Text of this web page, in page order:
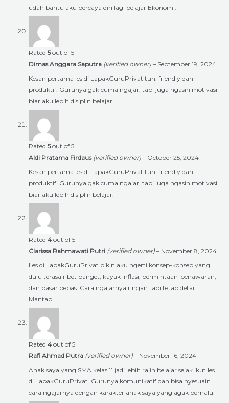
udah bantu aku percaya diri lagi belajar Ekonomi.
Rated 5out of 5
Dimas Anggara Saputra (verified owner) – September 19, 2024
Kesan pertama les di LapakGuruPrivat tuh: friendly dan
produktif. Gurunya gak cuma ngajar, tapi juga ngasih motivasi
biar aku lebih disiplin belajar.
Rated 5out of 5
Aldi Pratama Firdaus (verified owner) – October 25, 2024
Kesan pertama les di LapakGuruPrivat tuh: friendly dan
produktif. Gurunya gak cuma ngajar, tapi juga ngasih motivasi
biar aku lebih disiplin belajar.
Rated 4 out of 5
Clarissa Rahmawati Putri (verified owner) – November 8, 2024
Les di LapakGuruPrivat bikin aku ngerti konsep-konsep yang
dulu terasa ribet banget, kayak inflasi, permintaan-penawaran,
dan pasar bebas. Cara ngajarnya ringan tapi tetap detail.
Mantap!
Rated 4 out of 5
Rafi Ahmad Putra (verified owner) – November 16, 2024
Anak saya yang SMA kelas 11 jadi lebih rajin belajar sejak ikut les
di LapakGuruPrivat. Gurunya komunikatif dan bisa nyesuain
cara ngajarnya dengan karakter anak saya yang agak pemalu.